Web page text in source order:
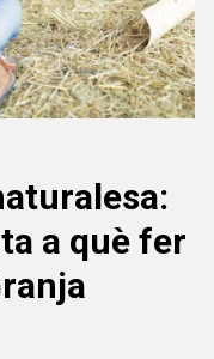
a què fer